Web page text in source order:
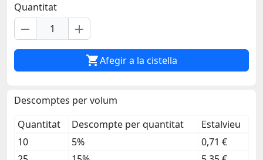
Quantitat
remove add
Afegir a la cistella
Descomptes per volum
Quantitat
Descompte per quantitat
Estalvieu
10
5%
0,71 €